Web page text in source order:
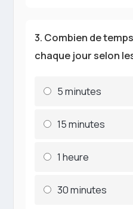
3. Combien de
chaque jour selon
5 minutes
15 minutes
1 heure
30 minutes